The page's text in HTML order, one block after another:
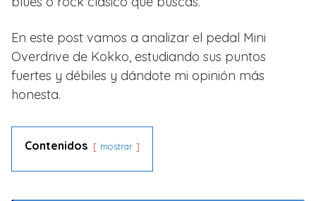
En este post vamos a analizar el pedal Mini
Overdrive de Kokko, estudiando sus puntos
fuertes y débiles y dándote mi opinión más
honesta.
Contenidos mostrar